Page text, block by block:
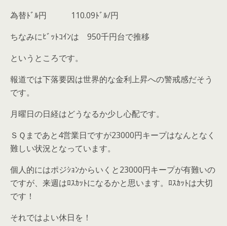
為替ﾄﾞﾙ円 110.09ﾄﾞﾙ/円
ちなみにﾋﾞｯﾄｺｲﾝは 950千円台で推移
というところです。
報道では下落要因は世界的な金利上昇への警戒感だそう
です。
月曜日の日経はどうなるか少し心配です。
ＳＱまであと4営業日ですが23000円キープはなんとなく
難しい状況となっています。
個人的にはポジｼｮﾝからいくと23000円キープが有難いの
ですが、来週はﾛｽｶｯﾄになるかと思います。ﾛｽｶｯﾄは大切
です！
それではよい休日を！